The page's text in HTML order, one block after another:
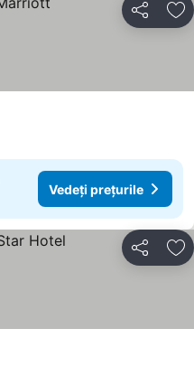
Distribuiți
Vedeți prețurile
Distribuiți